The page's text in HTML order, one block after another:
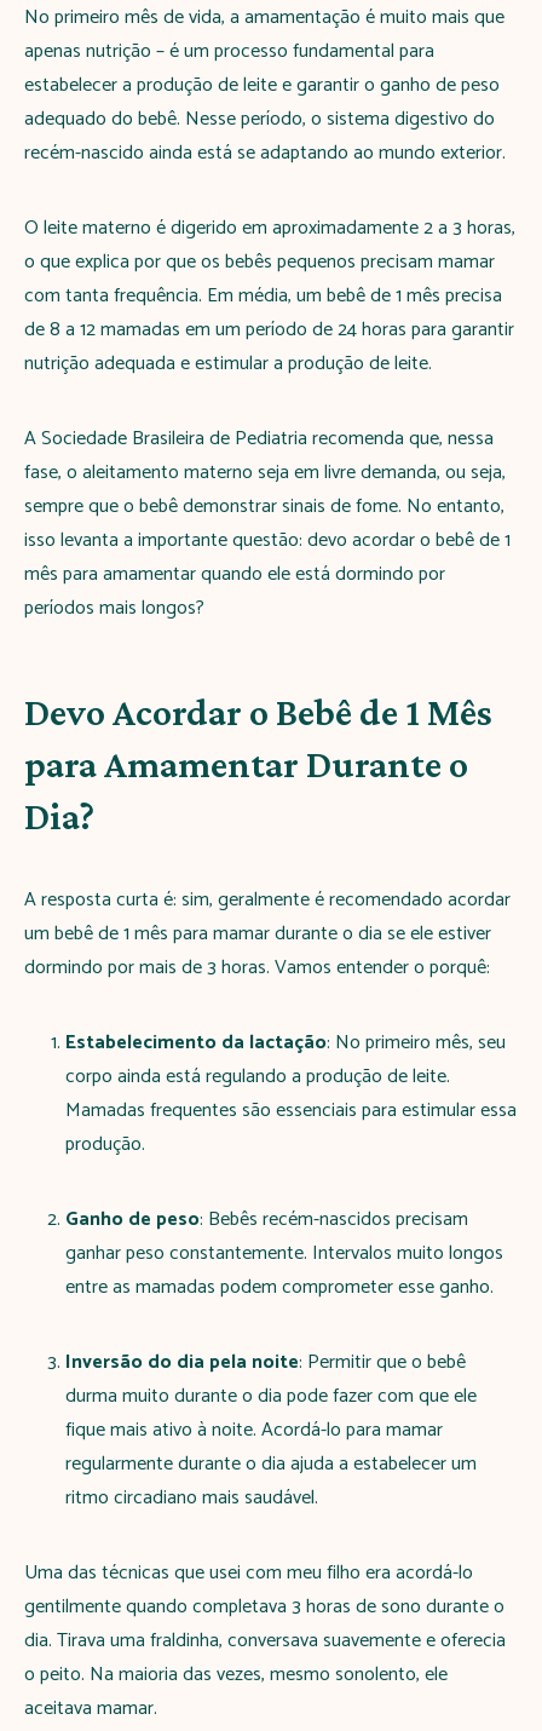
No primeiro mês de vida, a amamentação é muito mais que
apenas nutrição – é um processo fundamental para
estabelecer a produção de leite e garantir o ganho de peso
adequado do bebê. Nesse período, o sistema digestivo do
recém-nascido ainda está se adaptando ao mundo exterior.
O leite materno é digerido em aproximadamente 2 a 3 horas,
o que explica por que os bebês pequenos precisam mamar
com tanta frequência. Em média, um bebê de 1 mês precisa
de 8 a 12 mamadas em um período de 24 horas para garantir
nutrição adequada e estimular a produção de leite.
A Sociedade Brasileira de Pediatria recomenda que, nessa
fase, o aleitamento materno seja em livre demanda, ou seja,
sempre que o bebê demonstrar sinais de fome. No entanto,
isso levanta a importante questão: devo acordar o bebê de 1
mês para amamentar quando ele está dormindo por
períodos mais longos?
Devo Acordar o Bebê de 1 Mês
para Amamentar Durante o
Dia?
A resposta curta é: sim, geralmente é recomendado acordar
um bebê de 1 mês para mamar durante o dia se ele estiver
dormindo por mais de 3 horas. Vamos entender o porquê:
Estabelecimento da lactação: No primeiro mês, seu
corpo ainda está regulando a produção de leite.
Mamadas frequentes são essenciais para estimular essa
produção.
Ganho de peso: Bebês recém-nascidos precisam
ganhar peso constantemente. Intervalos muito longos
entre as mamadas podem comprometer esse ganho.
Inversão do dia pela noite: Permitir que o bebê
durma muito durante o dia pode fazer com que ele
fique mais ativo à noite. Acordá-lo para mamar
regularmente durante o dia ajuda a estabelecer um
ritmo circadiano mais saudável.
Uma das técnicas que usei com meu filho era acordá-lo
gentilmente quando completava 3 horas de sono durante o
dia. Tirava uma fraldinha, conversava suavemente e oferecia
o peito. Na maioria das vezes, mesmo sonolento, ele
aceitava mamar.